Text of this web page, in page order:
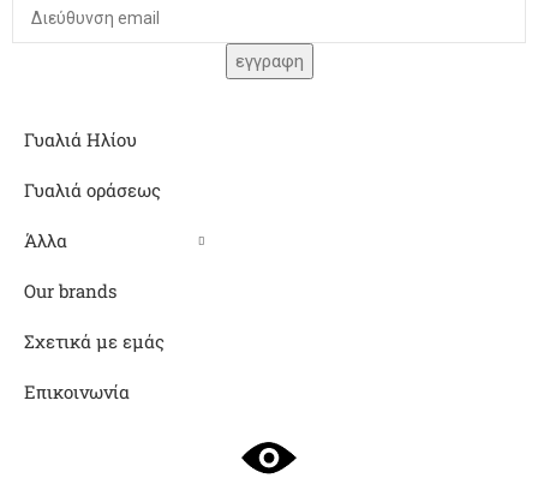
Γυαλιά Ηλίου
Γυαλιά οράσεως
Άλλα
Our brands
Σχετικά με εμάς
Επικοινωνία